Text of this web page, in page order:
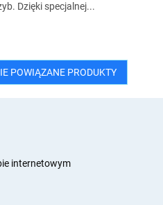
Dzięki specjalnej...
POWIĄZANE PRODUKTY
internetowym